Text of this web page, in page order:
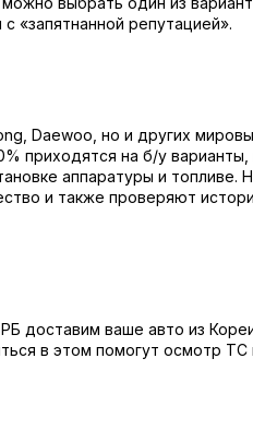
«запятнанной репутацией».
Daewoo, но и других
приходятся на б/у
аппаратуры и
и также проверяют
доставим ваше авто из
в этом помогут осмотр